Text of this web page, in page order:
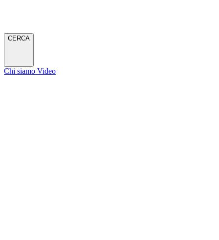
CERCA
Chi siamo Video